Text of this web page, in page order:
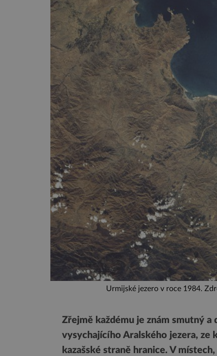
Urmijské jezero v roce 1984.
Zřejmě každému je znám smutný
vysychajícího Aralského jezera, ze
kazašské straně hranice. V